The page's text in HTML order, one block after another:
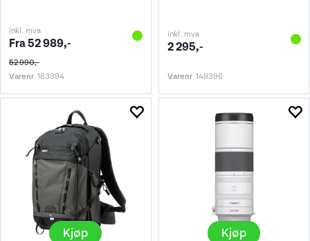
inkl. mva
Fra 52 989,-
52 990,-
Varenr 163394
inkl. mva
2 295,-
Varenr 149396
Kjøp Kjøp